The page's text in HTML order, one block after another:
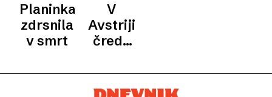
Planinka
zdrsnila
v smrt
V
Avstriji
čreda
ubila
pohodnico